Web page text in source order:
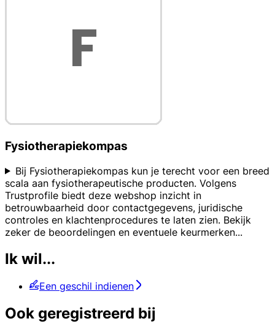
Fysiotherapiekompas
Bij Fysiotherapiekompas kun je terecht voor een breed
scala aan fysiotherapeutische producten. Volgens
Trustprofile biedt deze webshop inzicht in
betrouwbaarheid door contactgegevens, juridische
controles en klachtenprocedures te laten zien. Bekijk
zeker de beoordelingen en eventuele keurmerken...
Ik wil...
Een geschil indienen
Ook geregistreerd bij